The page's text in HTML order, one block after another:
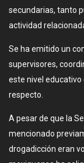
secundarias, tanto
actividad
Se ha emitido un
supervisores,
este nivel educativo
respecto.
A pesar de que la
mencionado
drogadicción eran